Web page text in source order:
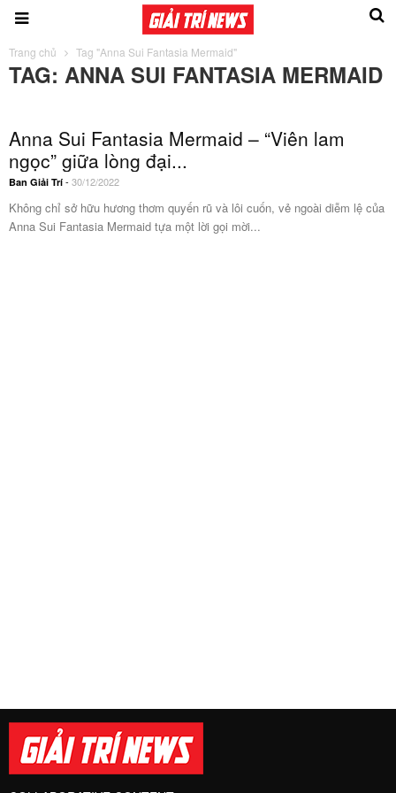
Trang chủ Tag "Anna Sui Fantasia Mermaid"
TAG: ANNA SUI FANTASIA MERMAID
Anna Sui Fantasia Mermaid – “Viên lam
ngọc” giữa lòng đại...
Ban Giải Trí - 30/12/2022
Không chỉ sở hữu hương thơm quyến rũ và lôi cuốn, vẻ ngoài diễm lệ của
Anna Sui Fantasia Mermaid tựa một lời gọi mời...